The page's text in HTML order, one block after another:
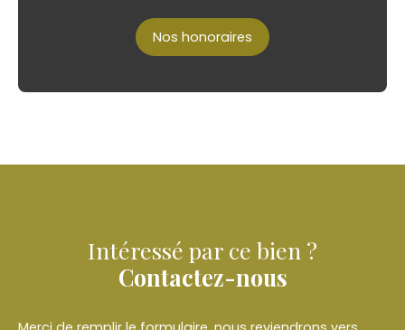
Nos honoraires
Intéressé par ce bien ?
Contactez-nous